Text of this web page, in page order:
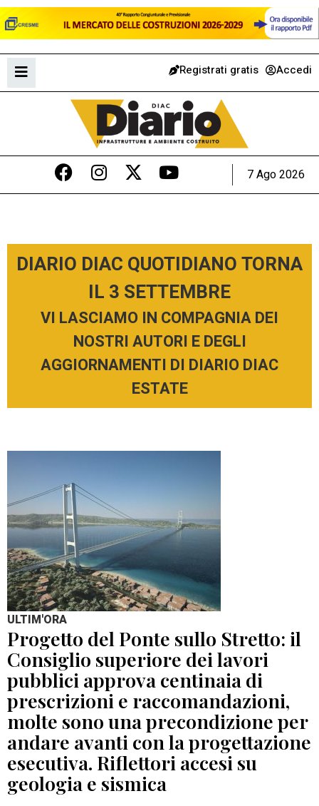
Registrati gratis Accedi
7 Ago 2026
DIARIO DIAC QUOTIDIANO TORNA
IL 3 SETTEMBRE
VI LASCIAMO IN COMPAGNIA DEI
NOSTRI AUTORI E DEGLI
AGGIORNAMENTI DI DIARIO DIAC
ESTATE
ULTIM'ORA
Progetto del Ponte sullo Stretto: il
Consiglio superiore dei lavori
pubblici approva centinaia di
prescrizioni e raccomandazioni,
molte sono una precondizione per
andare avanti con la progettazione
esecutiva. Riflettori accesi su
geologia e sismica